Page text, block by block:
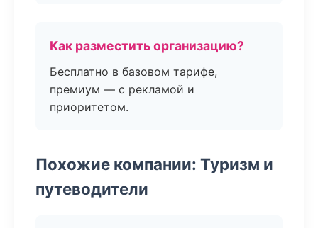
Как разместить организацию?
Бесплатно в базовом тарифе,
премиум — с рекламой и
приоритетом.
Похожие компании: Туризм и
путеводители